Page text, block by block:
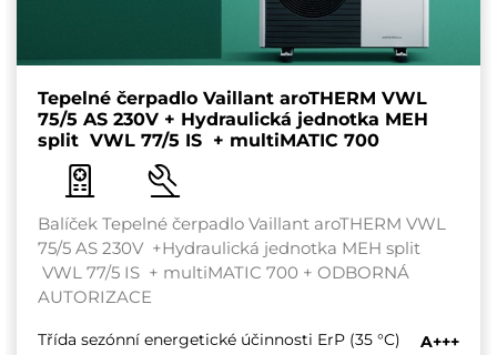
Tepelné čerpadlo Vaillant aroTHERM VWL
75/5 AS 230V + Hydraulická jednotka MEH
split VWL 77/5 IS + multiMATIC 700
Balíček Tepelné čerpadlo Vaillant aroTHERM VWL
75/5 AS 230V +Hydraulická jednotka MEH split
VWL 77/5 IS + multiMATIC 700 + ODBORNÁ
AUTORIZACE
Třída sezónní energetické účinnosti ErP (35 °C)
A+++